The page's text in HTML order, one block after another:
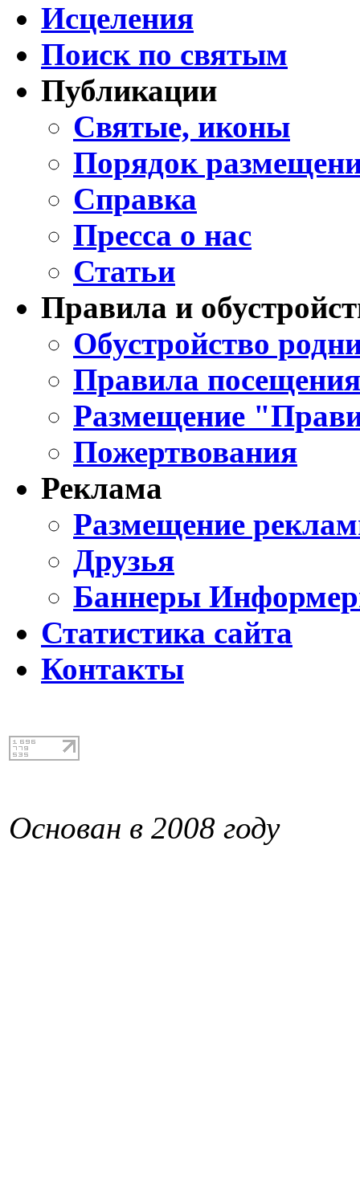
Исцеления
Поиск по святым
Публикации
Святые, иконы
Порядок
Справка
Пресса о нас
Статьи
Правила и
Обустройство
Правила
Размещение
Пожертвования
Реклама
Размещение
Друзья
Баннеры
Статистика сайта
Контакты
Основан в 2008 году